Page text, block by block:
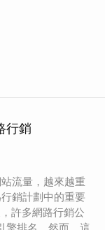
行銷
流量，越來越重
銷計劃中的重要
許多網路行銷公